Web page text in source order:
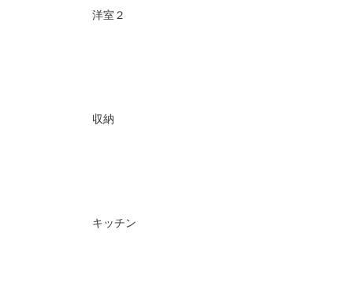
洋室２
収納
キッチン